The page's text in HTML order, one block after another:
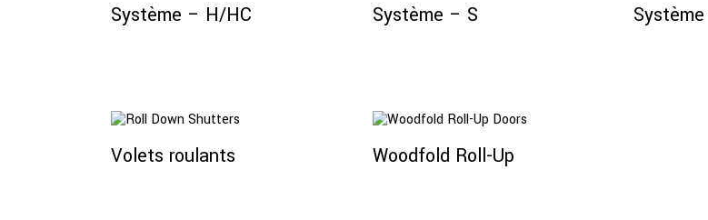
Système – H/HC Système – S
Lire La Suite
Volets roulants
Lire La Suite
Woodfold Roll-Up